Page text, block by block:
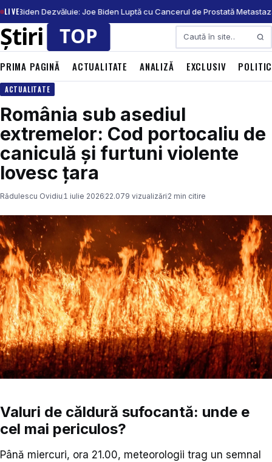
LIVEBiden Dezvăluie: Joe Biden Luptă cu Cancerul de Prostată
Caută
PRIMA PAGINĂ ACTUALITATE ANALIZĂ EXCLUSIV
ACTUALITATE
România sub asediul
extremelor: Cod portocaliu de
caniculă și furtuni violente
lovesc țara
Rădulescu Ovidiu 1 iulie 2026 22.079 vizualizări 2 min citire
Valuri de căldură sufocantă: unde e
cel mai periculos?
Până miercuri, ora 21.00, meteorologii trag un semnal